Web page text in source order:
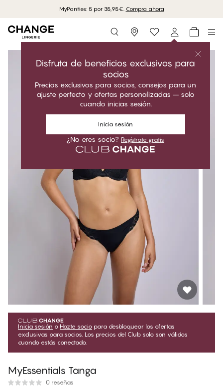
MyPanties: 5 por 35,95€. Compra ahora
Storefinder
Disfruta de beneficios exclusivos para
socios
Precios exclusivos para socios, consejos para un
ajuste perfecto y ofertas personalizadas – solo
cuando inicias sesión.
Inicia sesión
¿No eres socio? Regístrate gratis
Inicia sesión o Hazte socio para desbloquear las ofertas
exclusivas para socios. Los precios del Club solo son válidos
cuando estás conectado.
MyEssentials Tanga
0 reseñas